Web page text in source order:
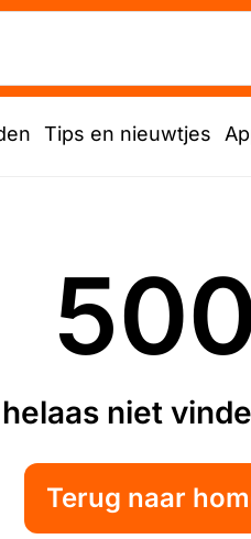
Tips en nieuwtjes
niet
Terug naar